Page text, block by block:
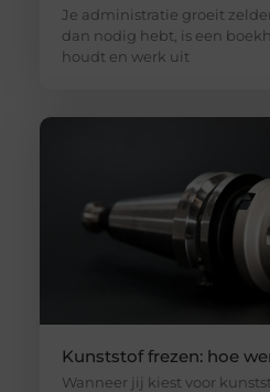
Je administratie groeit
dan nodig hebt, is een
houdt en werk uit
Kunststof frezen: hoe
Wanneer jij kiest voor